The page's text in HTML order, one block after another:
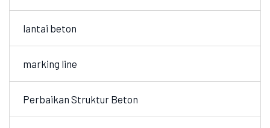
lantai beton
marking line
Perbaikan Struktur Beton